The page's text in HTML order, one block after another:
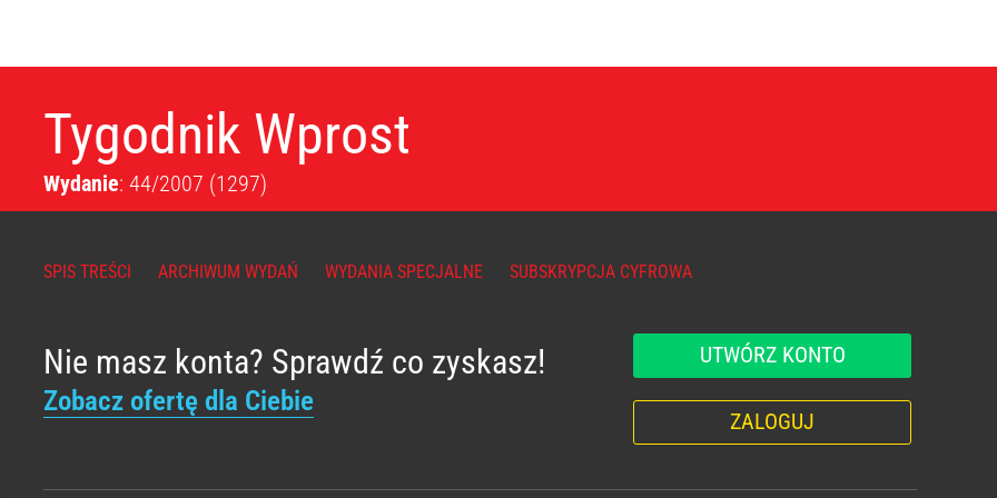
Tygodnik Wprost
Wydanie: 44/2007 (1297)
SPIS TREŚCI ARCHIWUM WYDAŃ WYDANIA SPECJALNE SUBSKRYPCJA CYFROWA
Nie masz konta? Sprawdź co zyskasz!
Zobacz ofertę dla Ciebie
UTWÓRZ KONTO
ZALOGUJ